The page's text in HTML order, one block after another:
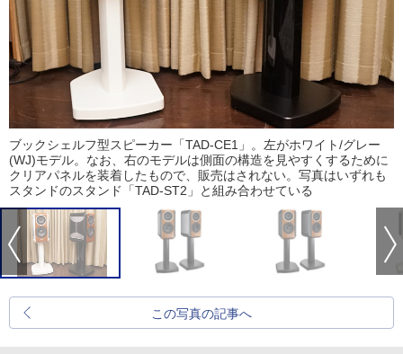
ブックシェルフ型スピーカー「TAD-CE1」。左がホワイト/グレー
(WJ)モデル。なお、右のモデルは側面の構造を見やすくするために
クリアパネルを装着したもので、販売はされない。写真はいずれも
スタンドのスタンド「TAD-ST2」と組み合わせている
この写真の記事へ